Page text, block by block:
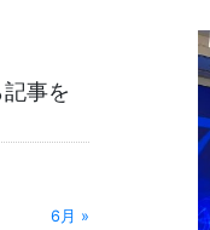
事を
6月 »